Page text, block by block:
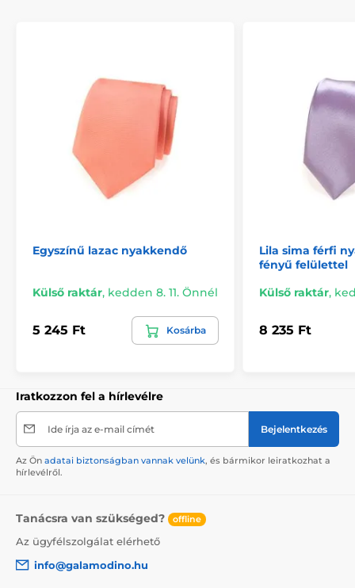
Egyszínű lazac nyakkendő
Külső raktár, kedden 8. 11. Önnél
5 245 Ft Kosárba
Lila sima férfi
fényű felülettel
Külső raktár,
8 235 Ft
Iratkozzon fel a hírlevélre
Ide írja az e-mail címét Bejelentkezés
Az Ön adatai biztonságban vannak velünk, és bármikor leiratkozhat a
hírlevélről.
Tanácsra van szükséged? offline
Az ügyfélszolgálat elérhető
info@galamodino.hu